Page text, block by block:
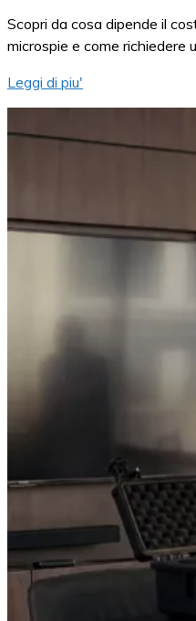
Scopri da cosa dipende il
microspie e come richiedere
Leggi di piu'